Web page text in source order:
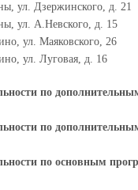
ул. Дзержинского, д. 21
ул. А.Невского, д. 15
ул. Маяковского, 26
ул. Луговая, д. 16
по
по
по основным